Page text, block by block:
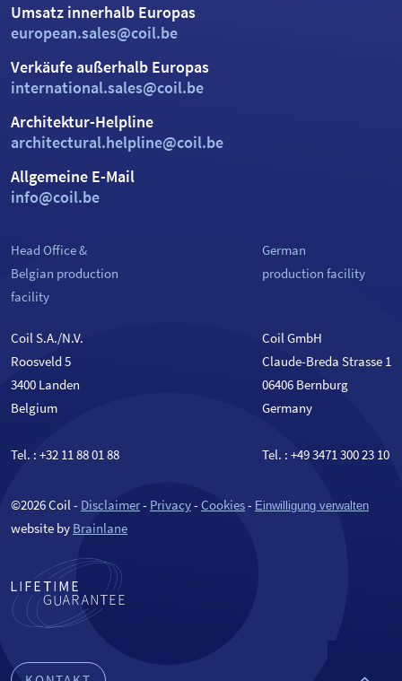
Umsatz innerhalb Europas
european.sales@coil.be
Verkäufe außerhalb Europas
international.sales@coil.be
Architektur-Helpline
architectural.helpline@coil.be
Allgemeine E-Mail
info@coil.be
Head Office &
Belgian production
facility
Coil S.A./N.V.
Roosveld 5
3400 Landen
Belgium
Tel. : +32 11 88 01 88
German
production facility
Coil GmbH
Claude-Breda Strasse 1
06406 Bernburg
Germany
Tel. : +49 3471 300 23 10
©2026 Coil - Disclaimer- Privacy- Cookies- Einwilligung verwalten
website by Brainlane